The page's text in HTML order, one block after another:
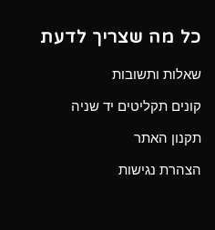
כל מה שצריך לדעת
שאלות ותשובות
קונים תקליטים יד שניה
תקנון האתר
הצהרת נגישות